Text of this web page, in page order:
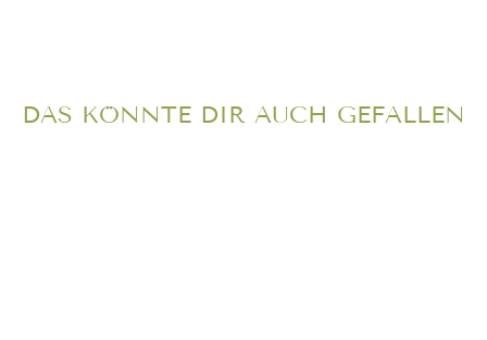
DAS KÖNNTE DIR AUCH GEFALLEN